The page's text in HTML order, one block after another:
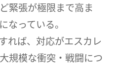
緊張が極限まで高ま
なっている。
れば、対応がエスカレ
規模な衝突・戦闘につ